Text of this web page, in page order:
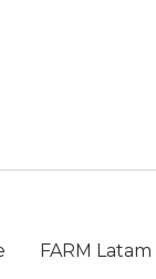
FARM Latam